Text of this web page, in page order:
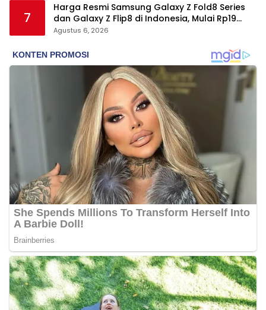
7
Harga Resmi Samsung Galaxy Z Fold8 Series
dan Galaxy Z Flip8 di Indonesia, Mulai Rp19
Jutaan
Agustus 6, 2026